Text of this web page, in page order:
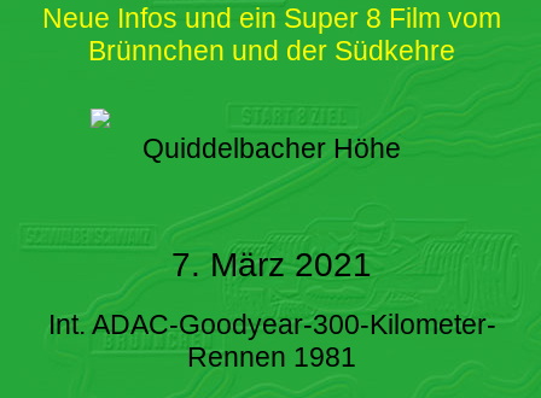
Neue Infos und ein Super 8 Film vom
Brünnchen und der Südkehre
Quiddelbacher Höhe
7. März 2021
Int. ADAC-Goodyear-300-Kilometer-
Rennen 1981